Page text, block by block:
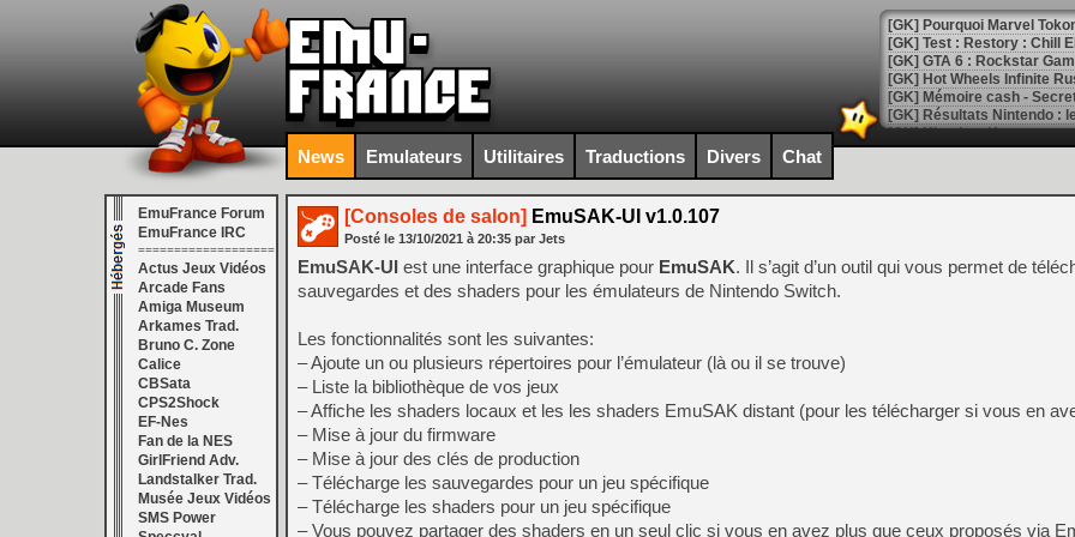
[GK] Pourquoi Marvel
[GK] Test : Restory : Chill
[GK] GTA 6 : Rockstar
[GK] Hot Wheels Infinite
[GK] Mémoire cash -
[GK] Résultats Nintendo :
[GK] Déjà des
[Mo5] Brickboy cherche à
[GK] Minecraft et ses «
[GK] Beast of
[GK] Ubisoft : fin de partie
[GK] Mémoire cash -
[GK] Dan Houser (GTA)
[GK] Comment EA Sports
[GK] Crimson Moon : un
[GK] Isle of Reveries : le
[GK] Moonlighter 2 : The
[GK] Capcom relance
[Mo5] Deux inédits du
[GK] Le beat'em up The
[GK] Endless Legend 2 :
News Emulateurs Utilitaires Traductions Divers Chat
EmuFrance Forum
EmuFrance IRC
===================
Actus Jeux Vidéos
Arcade Fans
Amiga Museum
Arkames Trad.
Bruno C. Zone
Calice
CBSata
CPS2Shock
EF-Nes
Fan de la NES
GirlFriend Adv.
Landstalker Trad.
Musée Jeux Vidéos
SMS Power
[Consoles de salon] EmuSAK-UI v1.0.107
Posté le 13/10/2021 à 20:35 par Jets
EmuSAK-UI est une interface graphique pour EmuSAK. Il s’agit d’un outil qui vous permet de
sauvegardes et des shaders pour les émulateurs de Nintendo Switch.
Les fonctionnalités sont les suivantes:
– Ajoute un ou plusieurs répertoires pour l’émulateur (là ou il se trouve)
– Liste la bibliothèque de vos jeux
– Affiche les shaders locaux et les les shaders EmuSAK distant (pour les télécharger si vous en
– Mise à jour du firmware
– Mise à jour des clés de production
– Télécharge les sauvegardes pour un jeu spécifique
– Télécharge les shaders pour un jeu spécifique
– Vous pouvez partager des shaders en un seul clic si vous en avez plus que ceux proposés via